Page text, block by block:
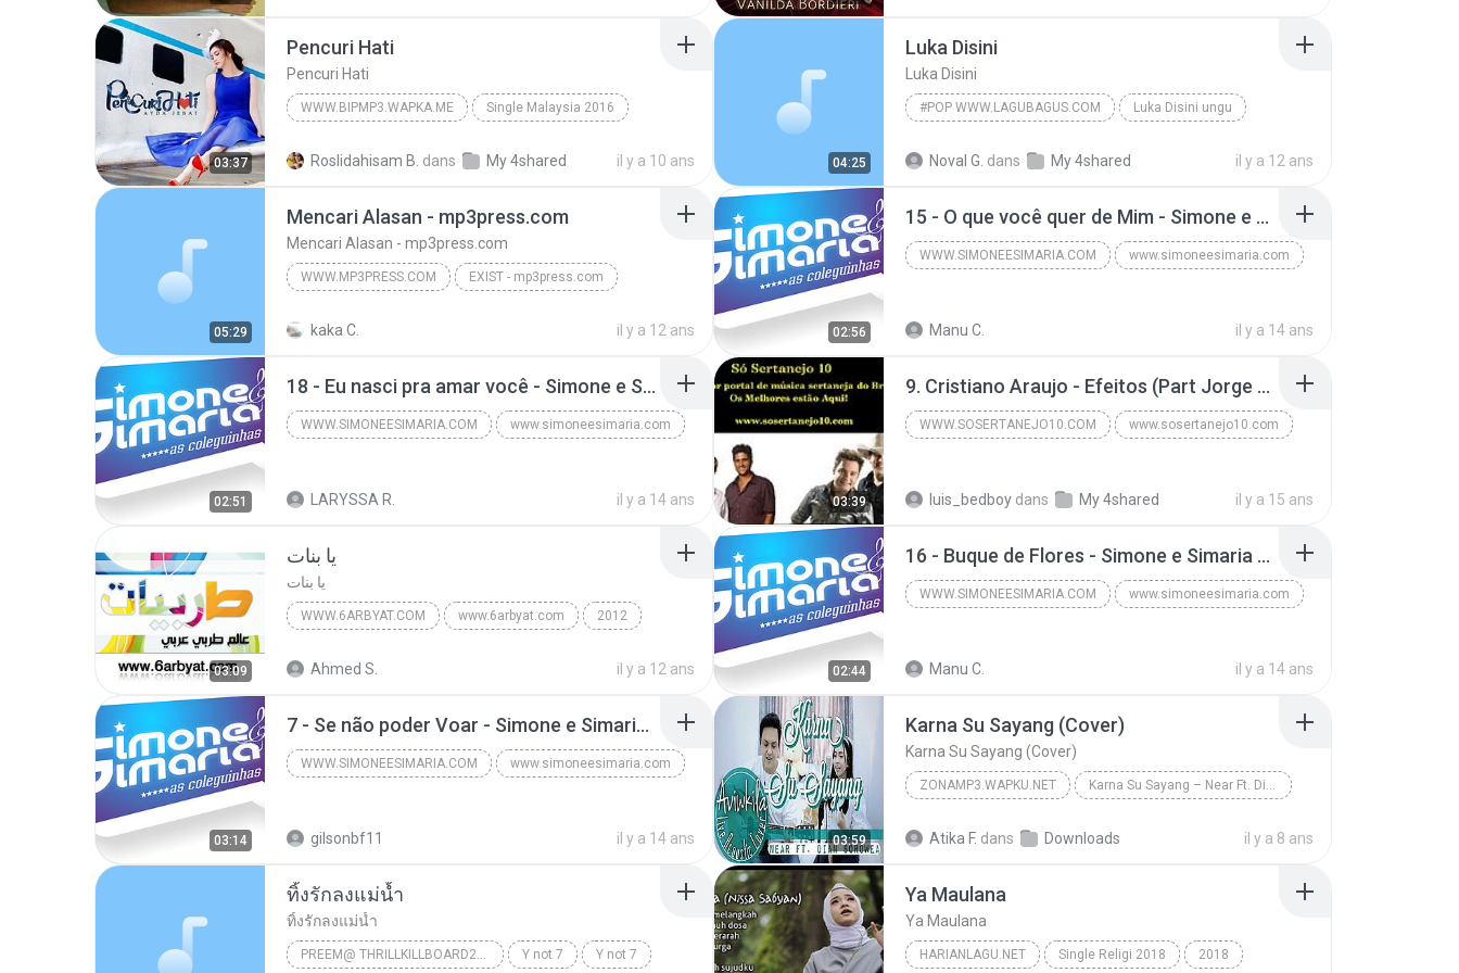
03:37
Pencuri Hati
Pencuri Hati
WWW.BIPMP3.WAPKA.ME Single Malaysia 2016
Roslidahisam B. dans My 4shared il y a 10 ans 04:25
Luka Disini
Luka Disini
#POP WWW.LAGUBAGUS.COM Luka Disini ungu
Noval G. dans My 4shared il y a 12 ans
05:29
Mencari Alasan - mp3press.com
Mencari Alasan - mp3press.com
WWW.MP3PRESS.COM EXIST - mp3press.com
kaka C. il y a 12 ans 02:56
15 - O que você quer de Mim - Simone e Simaria As Coleguinhas.mp3
WWW.SIMONEESIMARIA.COM www.simoneesimaria.com
Manu C. il y a 14 ans
02:51
18 - Eu nasci pra amar você - Simone e Simaria As Coleguinhas.mp3
WWW.SIMONEESIMARIA.COM www.simoneesimaria.com
LARYSSA R. il y a 14 ans 03:39
9. Cristiano Araujo - Efeitos (Part Jorge - Pista Sertaneja Remixes 2).mp3
WWW.SOSERTANEJO10.COM www.sosertanejo10.com
luis_bedboy dans My 4shared il y a 15 ans
03:09
يا بنات
يا بنات
WWW.6ARBYAT.COM www.6arbyat.com 2012
Ahmed S. il y a 12 ans 02:44
16 - Buque de Flores - Simone e Simaria As Coleguinhas.mp3
WWW.SIMONEESIMARIA.COM www.simoneesimaria.com
Manu C. il y a 14 ans
03:14
7 - Se não poder Voar - Simone e Simaria As Coleguinhas.mp3
WWW.SIMONEESIMARIA.COM www.simoneesimaria.com
gilsonbf11 il y a 14 ans 03:59
Karna Su Sayang (Cover)
Karna Su Sayang (Cover)
ZONAMP3.WAPKU.NET Karna Su Sayang – Near Ft. Dian Sorowea (rearrange Version Cover By Aviwkila)
Atika F. dans Downloads il y a 8 ans
ทิ้งรักลงแม่น้ำ
ทิ้งรักลงแม่น้ำ
PREEM@ THRILLKILLBOARD2007.NET Y not 7 Y not 7
Ya Maulana
Ya Maulana
HARIANLAGU.NET Single Religi 2018 2018